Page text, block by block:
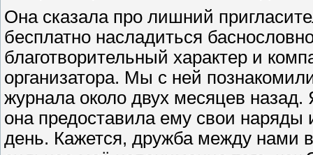
Она сказала про лишний
бесплатно насладиться
благотворительный характер и
организатора. Мы с ней
журнала около двух месяцев
она предоставила ему свои
день. Кажется, дружба между нами